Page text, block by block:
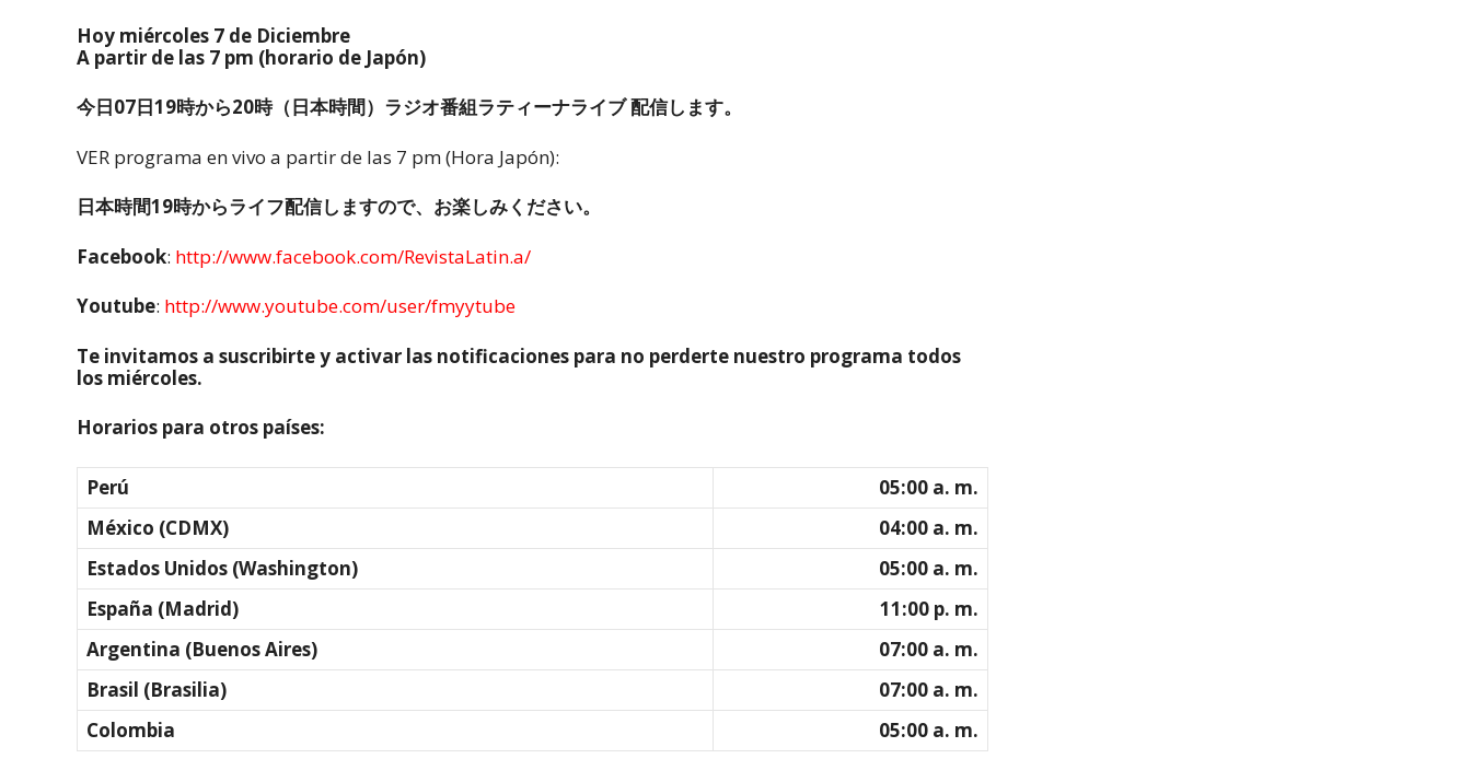
Hoy miércoles 7 de Diciembre
A partir de las 7 pm (horario de Japón)
今日07日19時から20時（日本時間）ラジオ番組ラティーナライブ 配信します。
VER programa en vivo a partir de las 7 pm (Hora Japón):
日本時間19時からライフ配信しますので、お楽しみください。
Facebook: http://www.facebook.com/RevistaLatin.a/
Youtube: http://www.youtube.com/user/fmyytube
Te invitamos a suscribirte y activar las notificaciones para no perderte nuestro programa todos
los miércoles.
Horarios para otros países:
Perú
05:00 a. m.
México (CDMX)
04:00 a. m.
Estados Unidos (Washington)
05:00 a. m.
España (Madrid)
11:00 p. m.
Argentina (Buenos Aires)
07:00 a. m.
Brasil (Brasilia)
07:00 a. m.
Colombia
05:00 a. m.